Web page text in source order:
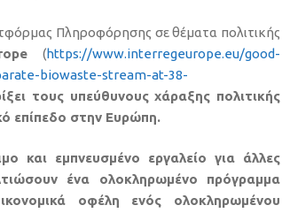
Πληροφόρησης σε θέματα πολιτικής
(https://www.interregeurope.eu/good-
biowaste-stream-at-38-
τους υπεύθυνους χάραξης πολιτικής
επίπεδο στην Ευρώπη.
και εμπνευσμένο εργαλείο για άλλες
ένα ολοκληρωμένο πρόγραμμα
οφέλη ενός ολοκληρωμένου